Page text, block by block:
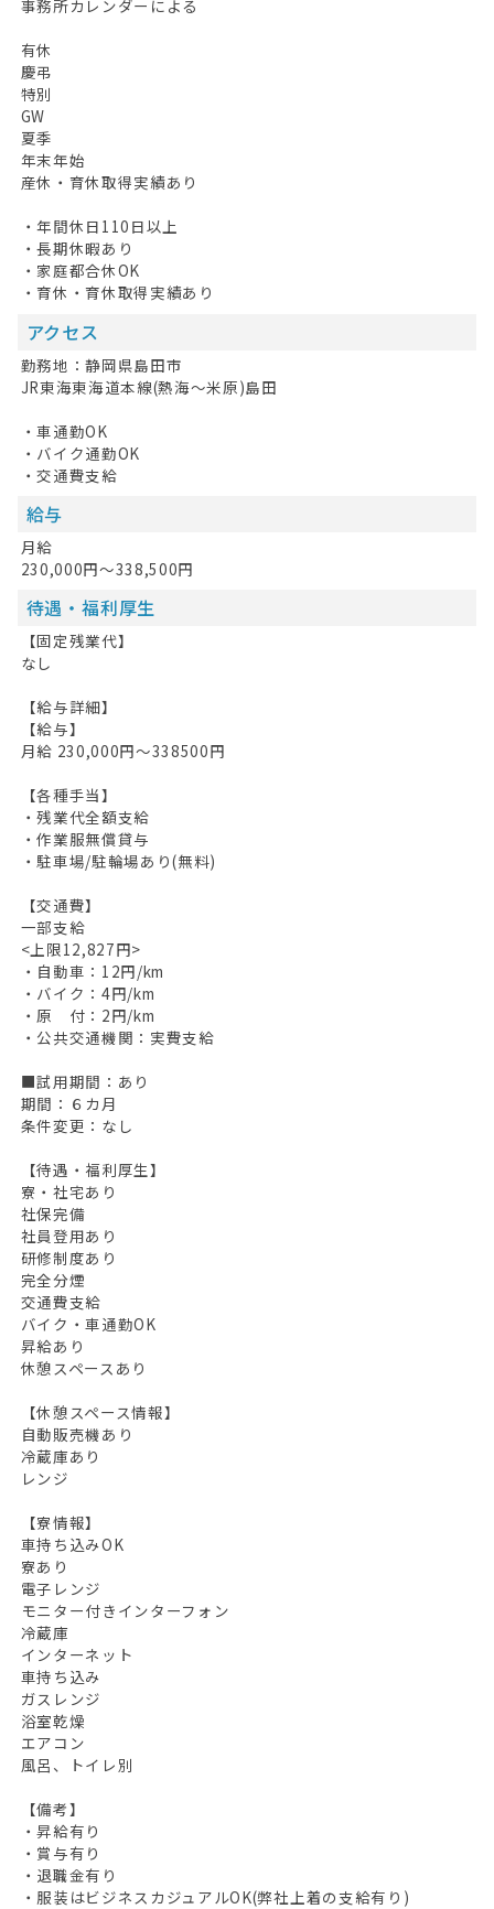
掲載希望の方へ
事務所カレンダーによる
有休
慶弔
特別
GW
夏季
年末年始
産休・育休取得実績あり
・年間休日110日以上
・長期休暇あり
・家庭都合休OK
・育休・育休取得実績あり
アクセス
勤務地：静岡県島田市
JR東海東海道本線(熱海～米原)島田
・車通勤OK
・バイク通勤OK
・交通費支給
給与
月給
230,000円～338,500円
待遇・福利厚生
【固定残業代】
なし
【給与詳細】
【給与】
月給 230,000円～338500円
【各種手当】
・残業代全額支給
・作業服無償貸与
・駐車場/駐輪場あり(無料)
【交通費】
一部支給
<上限12,827円>
・自動車：12円/km
・バイク：4円/km
・原 付：2円/km
・公共交通機関：実費支給
■試用期間：あり
期間：６カ月
条件変更：なし
【待遇・福利厚生】
寮・社宅あり
社保完備
社員登用あり
研修制度あり
完全分煙
交通費支給
バイク・車通勤OK
昇給あり
休憩スペースあり
【休憩スペース情報】
自動販売機あり
冷蔵庫あり
レンジ
【寮情報】
車持ち込みOK
寮あり
電子レンジ
モニター付きインターフォン
冷蔵庫
インターネット
車持ち込み
ガスレンジ
浴室乾燥
エアコン
風呂、トイレ別
【備考】
・昇給有り
・賞与有り
・退職金有り
・服装はビジネスカジュアルOK(弊社上着の支給有り)